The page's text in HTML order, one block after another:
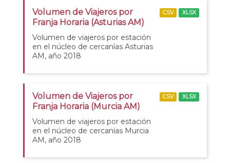
Volumen de Viajeros por
Franja Horaria (Asturias AM)
Volumen de viajeros por estación
en el núcleo de cercanías Asturias
AM, año 2018
CSV XLSX
Volumen de Viajeros por
Franja Horaria (Murcia AM)
Volumen de viajeros por estación
en el núcleo de cercanías Murcia
AM, año 2018
CSV XLSX